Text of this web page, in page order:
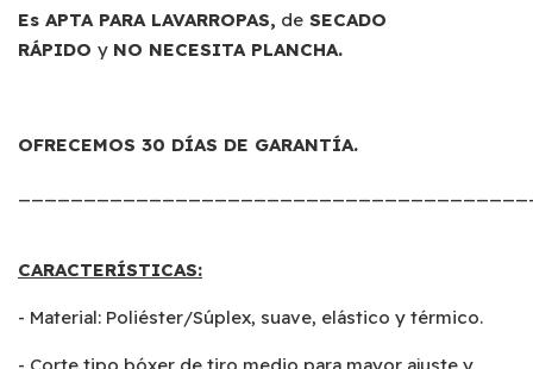
Es APTA PARA LAVARROPAS, de SECADO
RÁPIDO y NO NECESITA PLANCHA.
OFRECEMOS 30 DÍAS DE GARANTÍA.
CARACTERÍSTICAS:
- Material: Poliéster/Súplex, suave, elástico y térmico.